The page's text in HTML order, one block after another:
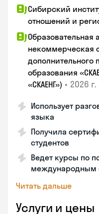
Сибирский
отношений и
Образовательная
некоммерческая
дополнительного
образования
«СКАЕНГ») • 2026 г.
Использует
языка
Получила
студентов
Ведет курсы по
международным
Читать дальше
Услуги и цены